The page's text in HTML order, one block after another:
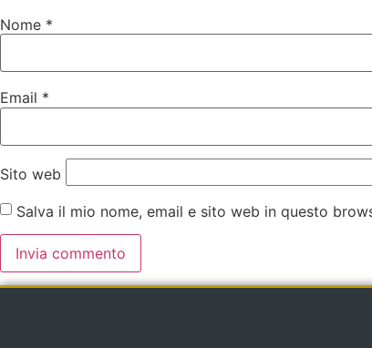
Nome *
Email *
Sito web
Salva il mio nome, email e sito web in questo